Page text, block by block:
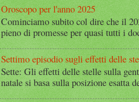
Oroscopo per l'anno 2025
Cominciamo subito col dire che il
pieno di promesse per quasi tutti i
Settimo episodio sugli effetti delle
Sette: Gli effetti delle stelle sulla
natale si basa sulla posizione esatta